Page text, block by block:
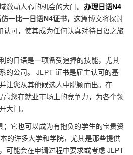
激动人心的机会的大门。 办理日语N4
一比一日语N4证书， 这篇博文将探讨
认可，使其成为任何认真对待日语之旅
的日语是一项备受追捧的技能，尤其
的公司。 JLPT 证书是雇主认可的基
让您从其他候选人中脱颖而出。在
高您在就业市场上的竞争力，为各个领
大门。
它也可以成为有抱负的学生的宝贵资
的许多大学和学院，尤其是那些提供
可能会在申请过程中要求或考虑 JLPT